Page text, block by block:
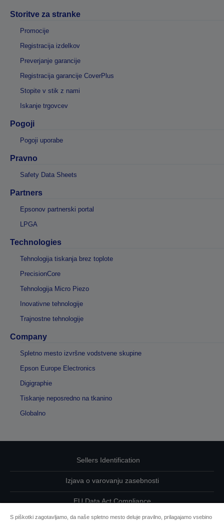
Storitve za stranke
Promocije
Registracija izdelkov
Preverjanje garancije
Registracija garancije CoverPlus
Stopite v stik z nami
Iskanje trgovcev
Pogoji
Pogoji uporabe
Pravno
Safety Data Sheets
Partners
Epsonov partnerski portal
LPGA
Technologies
Tehnologija tiskanja brez toplote
PrecisionCore
Tehnologija Micro Piezo
Inovativne tehnologije
Trajnostne tehnologije
Company
Spletno mesto izvršne vodstvene skupine
Epson Europe Electronics
Digigraphie
Tiskanje neposredno na tkanino
Globalno
Sellers Identification
Izjava o varovanju zasebnosti
EU Data Act Compliance
S piškotki zagotavljamo, da naše spletno mesto deluje pravilno, prilagajamo vsebino